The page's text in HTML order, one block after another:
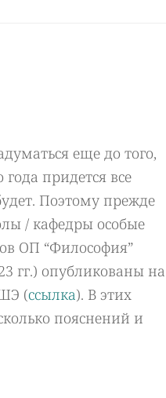
еще до того,
придется все
Поэтому прежде
/ кафедры особые
ОП “Философия”
гг.) опубликованы на
(ссылка). В этих
пояснений и